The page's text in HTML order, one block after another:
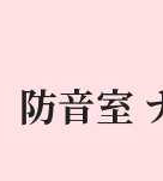
防音室